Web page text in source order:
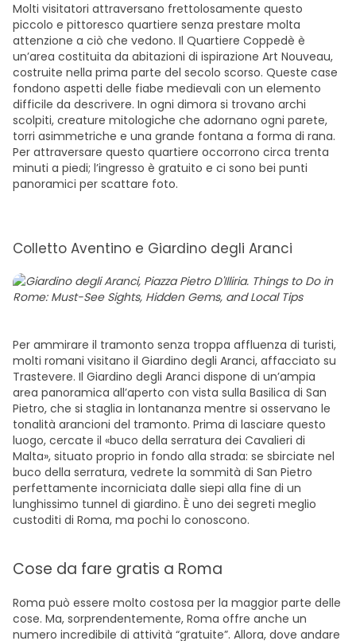
Molti visitatori attraversano frettolosamente questo
piccolo e pittoresco quartiere senza prestare molta
attenzione a ciò che vedono. Il Quartiere Coppedè è
un’area costituita da abitazioni di ispirazione Art Nouveau,
costruite nella prima parte del secolo scorso. Queste case
fondono aspetti delle fiabe medievali con un elemento
difficile da descrivere. In ogni dimora si trovano archi
scolpiti, creature mitologiche che adornano ogni parete,
torri asimmetriche e una grande fontana a forma di rana.
Per attraversare questo quartiere occorrono circa trenta
minuti a piedi; l’ingresso è gratuito e ci sono bei punti
panoramici per scattare foto.
Colletto Aventino e Giardino degli Aranci
Per ammirare il tramonto senza troppa affluenza di turisti,
molti romani visitano il Giardino degli Aranci, affacciato su
Trastevere. Il Giardino degli Aranci dispone di un’ampia
area panoramica all’aperto con vista sulla Basilica di San
Pietro, che si staglia in lontananza mentre si osservano le
tonalità arancioni del tramonto. Prima di lasciare questo
luogo, cercate il «buco della serratura dei Cavalieri di
Malta», situato proprio in fondo alla strada: se sbirciate nel
buco della serratura, vedrete la sommità di San Pietro
perfettamente incorniciata dalle siepi alla fine di un
lunghissimo tunnel di giardino. È uno dei segreti meglio
custoditi di Roma, ma pochi lo conoscono.
Cose da fare gratis a Roma
Roma può essere molto costosa per la maggior parte delle
cose. Ma, sorprendentemente, Roma offre anche un
numero incredibile di attività “gratuite”. Allora, dove andare